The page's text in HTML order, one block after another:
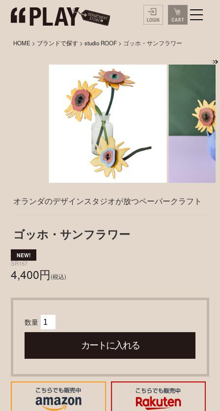
HOME > ブランドで探す >studio ROOF > ゴッホ・サンフラワー
オランダのデザインスタジオが放つペーパークラフト
ゴッホ・サンフラワー
SR157
4,400円(税込)
数量